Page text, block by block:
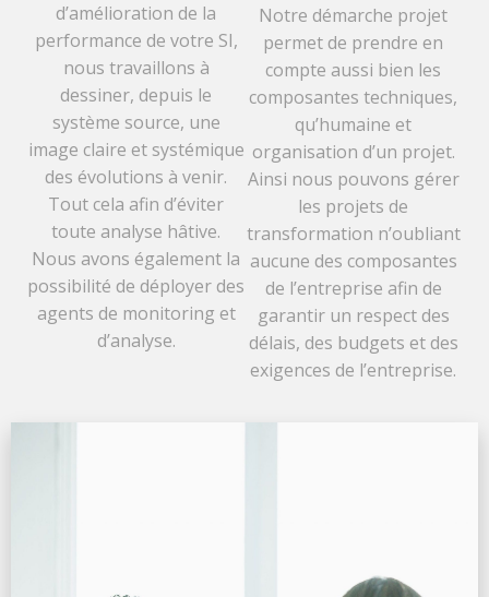
d’amélioration de la
performance de votre SI,
nous travaillons à
dessiner, depuis le
système source, une
image claire et systémique
des évolutions à venir.
Tout cela afin d’éviter
toute analyse hâtive.
Nous avons également la
possibilité de déployer des
agents de monitoring et
d’analyse.
Notre démarche projet
permet de prendre en
compte aussi bien les
composantes techniques,
qu’humaine et
organisation d’un projet.
Ainsi nous pouvons gérer
les projets de
transformation n’oubliant
aucune des composantes
de l’entreprise afin de
garantir un respect des
délais, des budgets et des
exigences de l’entreprise.